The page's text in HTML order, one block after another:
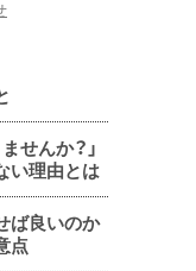
せんか？」
い理由とは
ば良いのか
点